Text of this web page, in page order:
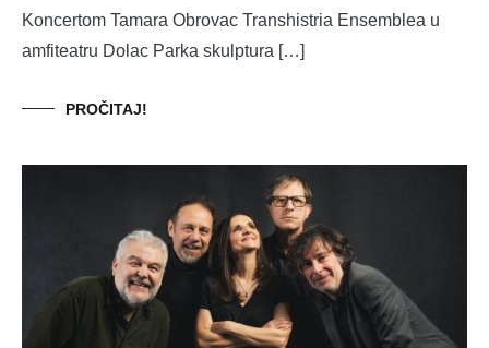
Koncertom Tamara Obrovac Transhistria Ensemblea u
amfiteatru Dolac Parka skulptura […]
PROČITAJ!